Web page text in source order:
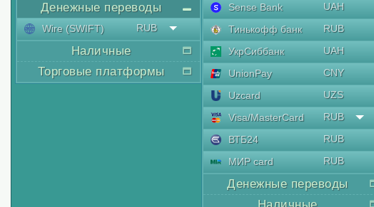
Денежные переводы
Wire (SWIFT) RUB
Наличные
Торговые платформы
Sense Bank
UAH
Тинькофф банк
RUB
УкрСиббанк
UAH
UnionPay
CNY
Uzcard
UZS
Visa/MasterCard
RUB
ВТБ24
RUB
МИР card
RUB
Денежные переводы